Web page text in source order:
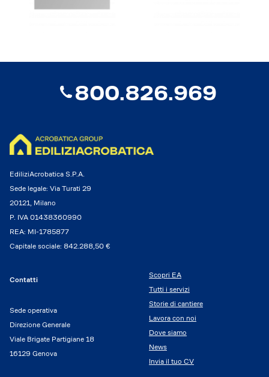
800.826.969
EdiliziAcrobatica S.P.A.
Sede legale: Via Turati 29
20121, Milano
P. IVA 01438360990
REA: MI-1785877
Capitale sociale: 842.288,50 €
Contatti
Sede operativa
Direzione Generale
Viale Brigate Partigiane 18
16129 Genova
Scopri EA
Tutti i servizi
Storie di cantiere
Lavora con noi
Dove siamo
News
Invia il tuo CV